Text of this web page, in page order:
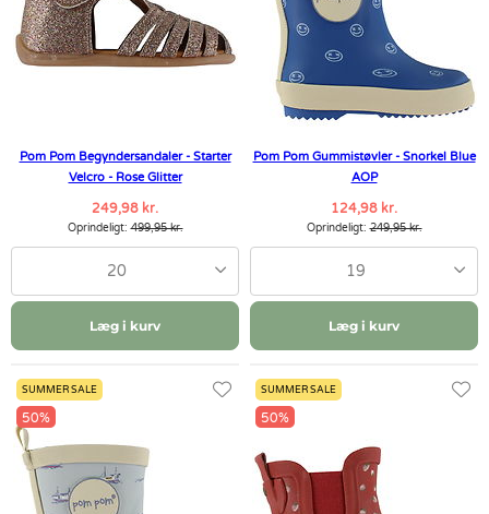
Pom Pom Begyndersandaler - Starter
Velcro - Rose Glitter
249,98 kr.
Oprindeligt:499,95 kr.
20
Læg i kurv
Pom Pom Gummistøvler - Snorkel Blue
AOP
124,98 kr.
Oprindeligt:249,95 kr.
19
Læg i kurv
SUMMER SALE
50%
SUMMER SALE
50%